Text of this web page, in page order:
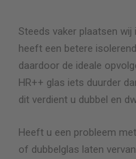
Steeds vaker plaatsen wij
heeft een betere
daardoor de ideale
HR++ glas iets duurder
dit verdient u dubbel en
Heeft u een probleem
of dubbelglas laten